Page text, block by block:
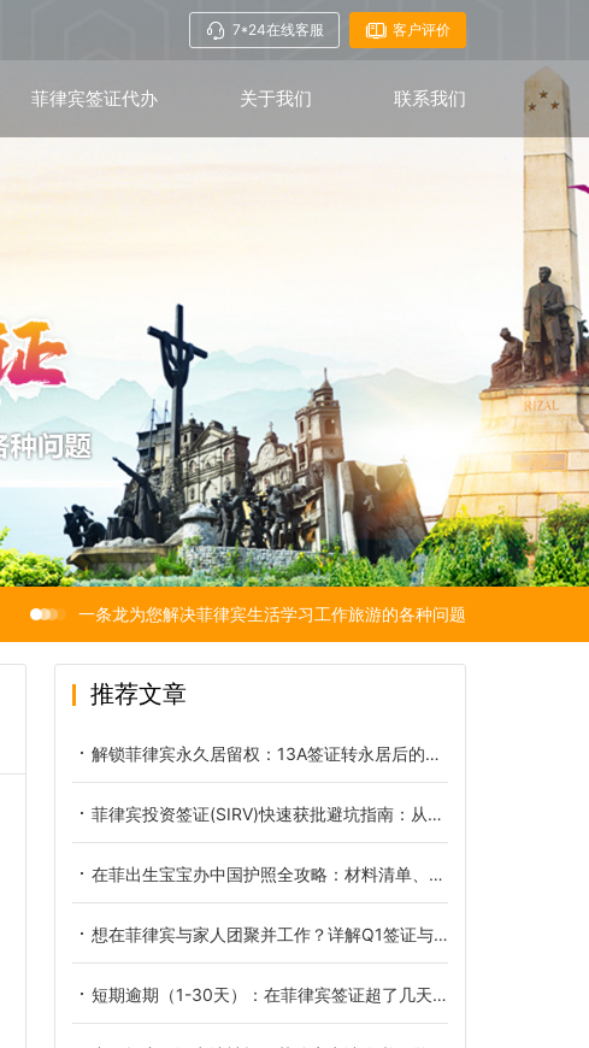
7*24在线客服 客户评价
菲律宾签证代办 关于我们 联系我们
一条龙为您解决菲律宾生活学习工作旅游的各种问题
推荐文章
解锁菲律宾永久居留权：13A签证转永居后的全方位福利详解
菲律宾投资签证(SIRV)快速获批避坑指南：从资金审查到背景调查
在菲出生宝宝办中国护照全攻略：材料清单、线上流程与常见问题解析
想在菲律宾与家人团聚并工作？详解Q1签证与13A签证的就业禁区与通行证
短期逾期（1-30天）：在菲律宾签证超了几天怎么办？